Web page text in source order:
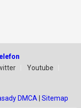
Youtube
DMCA |Sitemap